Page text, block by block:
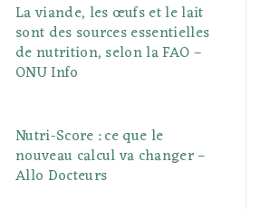
La viande, les œufs et le lait
sont des sources essentielles
de nutrition, selon la FAO –
ONU Info
Nutri-Score : ce que le
nouveau calcul va changer –
Allo Docteurs